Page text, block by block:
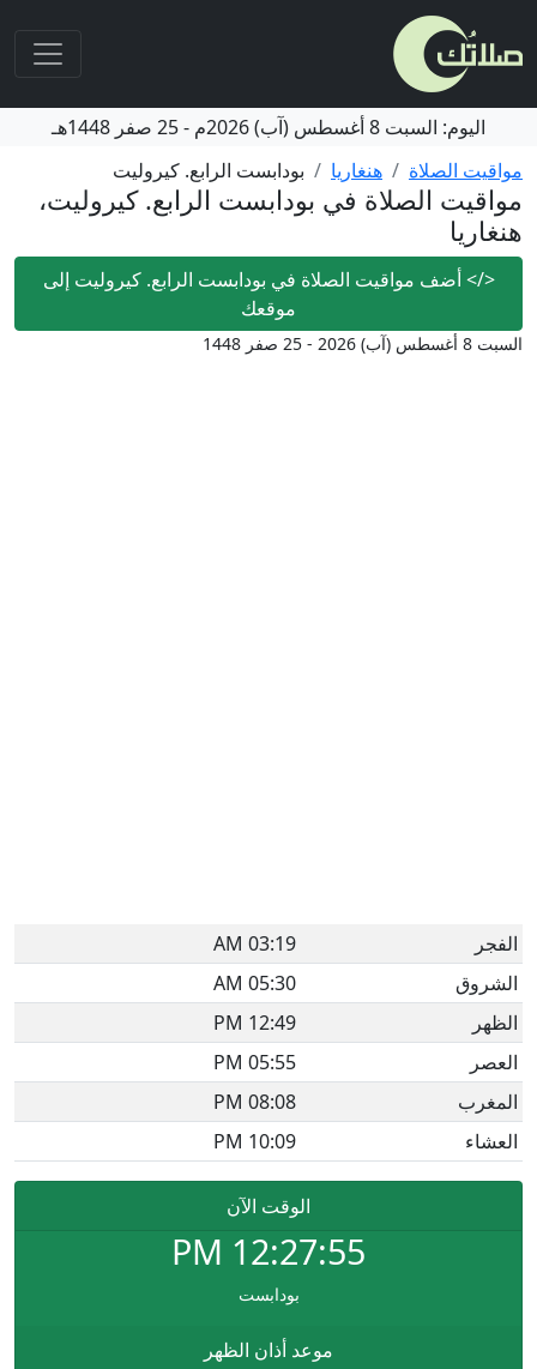
اليوم: السبت 8 أغسطس (آب) 2026م -25 صفر 1448هـ
مواقيت الصلاة
هنغاريا بودابست الرابع. كيروليت
مواقيت الصلاة في بودابست الرابع. كيروليت،
هنغاريا
</>أضف مواقيت الصلاة في بودابست الرابع. كيروليت إلى
موقعك
السبت 8 أغسطس (آب) 2026 - 25 صفر 1448
الفجر
03:19 AM
الشروق
05:30 AM
الظهر
12:49 PM
العصر
05:55 PM
المغرب
08:08 PM
العشاء
10:09 PM
الوقت الآن
12:27:55
PM
بودابست
موعد أذان الظهر